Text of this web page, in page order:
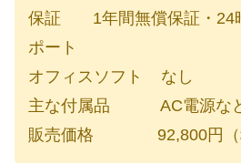
保証 1年間無償保証・24
ポート
オフィスソフト なし
主な付属品 AC電源な
販売価格 92,800円（